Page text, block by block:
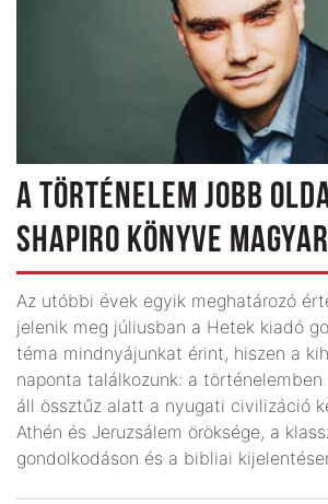
A TÖRTÉNELEM JOBB
SHAPIRO KÖNYVE
Az utóbbi évek egyik meghatározó
jelenik meg júliusban a Hetek kiadó
téma mindnyájunkat érint, hiszen a
naponta találkozunk: a történelemben
áll össztűz alatt a nyugati civilizáció
Athén és Jeruzsálem öröksége, a
gondolkodáson és a bibliai